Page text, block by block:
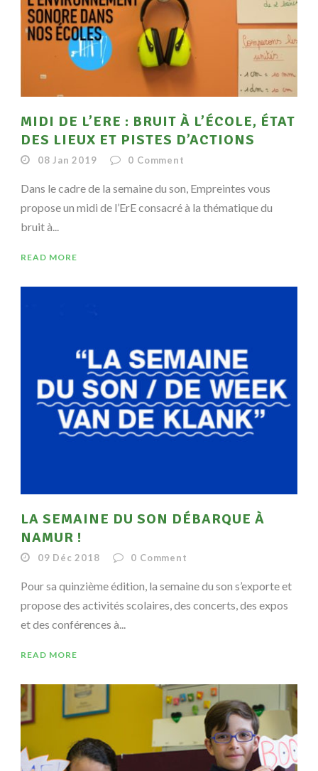
MIDI DE L’ERE : BRUIT À L’ÉCOLE, ÉTAT
DES LIEUX ET PISTES D’ACTIONS
08 Jan 2019 0 Comment
Dans le cadre de la semaine du son, Empreintes vous
propose un midi de l’ErE consacré à la thématique du
bruit à...
READ MORE
LA SEMAINE DU SON DÉBARQUE À
NAMUR !
09 Déc 2018 0 Comment
Pour sa quinzième édition, la semaine du son s’exporte et
propose des activités scolaires, des concerts, des expos
et des conférences à...
READ MORE